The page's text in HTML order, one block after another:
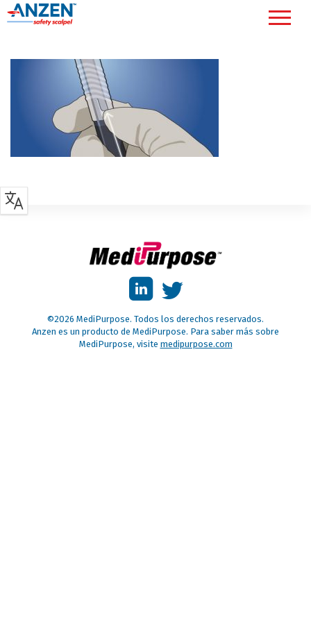
©2026 MediPurpose. Todos los derechos reservados.
Anzen es un producto de MediPurpose. Para saber más sobre
MediPurpose, visite medipurpose.com